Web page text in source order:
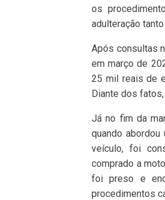
os
adulteração
Após consultas
em março de
25 mil reais de
Diante dos
Já no fim da
quando
veículo, foi
comprado a
foi preso e
procedimentos